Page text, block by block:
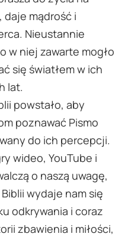
daje mądrość i
Nieustannie
w niej zawarte mogło
się światłem w ich
lat.
powstało, aby
poznawać Pismo
do ich percepcji.
wideo, YouTube i
o naszą uwagę,
wydaje nam się
odkrywania i coraz
zbawienia i miłości,